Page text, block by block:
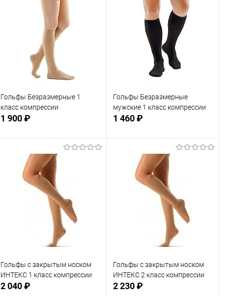
Гольфы Безразмерные 1
класс компрессии
1 900 ₽
Подписаться
В избранное
Недоступно
Гольфы Безразмерные
мужские 1 класс компрессии
1 460 ₽
Подписаться
В избранное
Недоступно
Гольфы с закрытым носком
ИНТЕКС 1 класс компрессии
2 040 ₽
Гольфы с закрытым носком
ИНТЕКС 2 класс компрессии
2 230 ₽